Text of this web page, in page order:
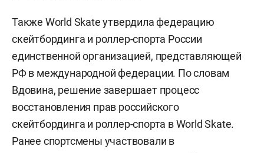
Также World Skate утвердила федерацию
скейтбординга и роллер-спорта России
единственной организацией, представляющей
РФ в международной федерации. По словам
Вдовина, решение завершает процесс
восстановления прав российского
скейтбординга и роллер-спорта в World Skate.
Ранее спортсмены участвовали в